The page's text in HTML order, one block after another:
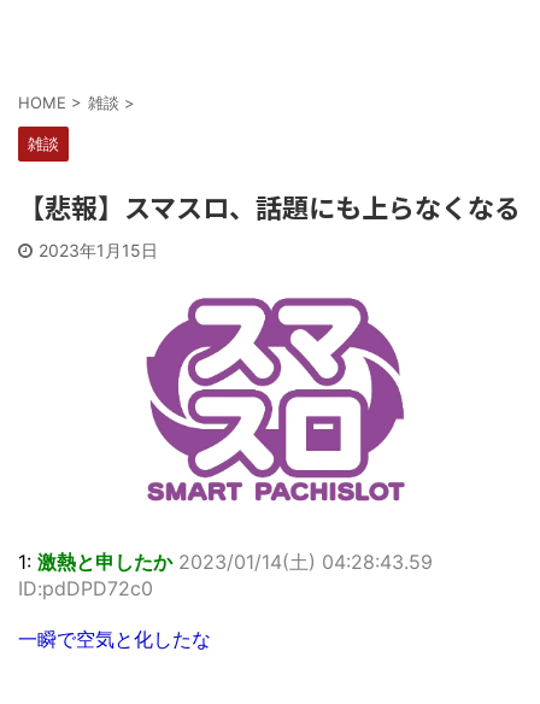
HOME > 雑談 >
雑談
【悲報】スマスロ、話題にも上らなくなる
2023年1月15日
1: 激熱と申したか 2023/01/14(土) 04:28:43.59
ID:pdDPD72c0
一瞬で空気と化したな